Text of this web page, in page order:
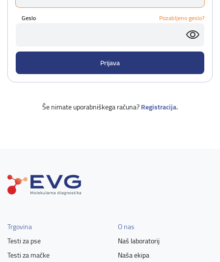
Geslo Pozabljeno geslo?
Še nimate uporabniškega računa?Registracija.
Trgovina
Testi za pse
Testi za mačke
O nas
Naš laboratorij
Naša ekipa